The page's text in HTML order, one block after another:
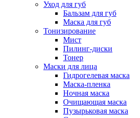
Уход для губ
Бальзам для губ
Маска для губ
Тонизирование
Мист
Пилинг-диски
Тонер
Маски для лица
Гидрогелевая маска
Маска-пленка
Ночная маска
Очищающая маска
Пузырьковая маска